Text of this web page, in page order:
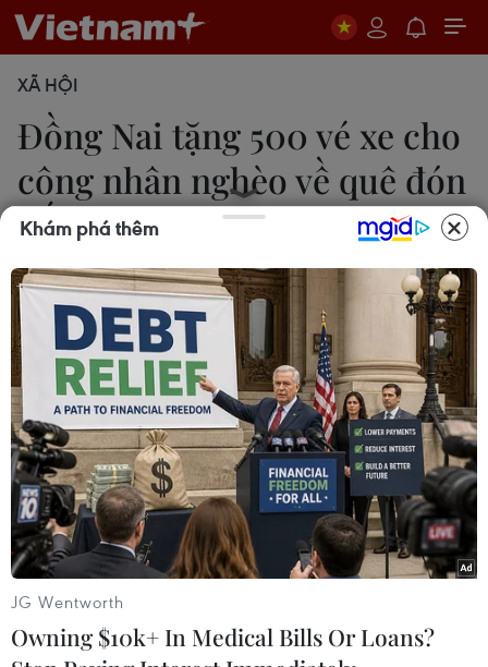
XÃ HỘI
Đồng Nai tặng 500 vé xe cho
công nhân nghèo về quê đón
Tết
Công Phong
13/12/2016 07:57
Dịp Tết Đinh Dậu 2017, Liên đoàn Lao động tỉnh
Đồng Nai sẽ tặng 500 vé xe cho công nhân quê ở
các tỉnh miền Bắc, miền Trung có hoàn cảnh khó
khăn, nhiều năm chưa được về quê đón Tết.
Khám phá thêm
JG Wentworth
Owning $10k+ In Medical Bills Or Loans?